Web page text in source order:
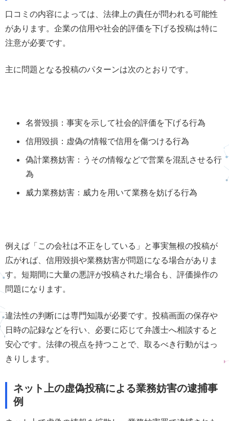
口コミの内容によっては、法律上の責任が問われる可能性
があります。企業の信用や社会的評価を下げる投稿は特に
注意が必要です。
主に問題となる投稿のパターンは次のとおりです。
名誉毀損：事実を示して社会的評価を下げる行為
信用毀損：虚偽の情報で信用を傷つける行為
偽計業務妨害：うその情報などで営業を混乱させる行
為
威力業務妨害：威力を用いて業務を妨げる行為
例えば「この会社は不正をしている」と事実無根の投稿が
広がれば、信用毀損や業務妨害が問題になる場合がありま
す。短期間に大量の悪評が投稿された場合も、評価操作の
問題になります。
違法性の判断には専門知識が必要です。投稿画面の保存や
日時の記録などを行い、必要に応じて弁護士へ相談すると
安心です。法律の視点を持つことで、取るべき行動がはっ
きりします。
ネット上の虚偽投稿による業務妨害の逮捕事
例